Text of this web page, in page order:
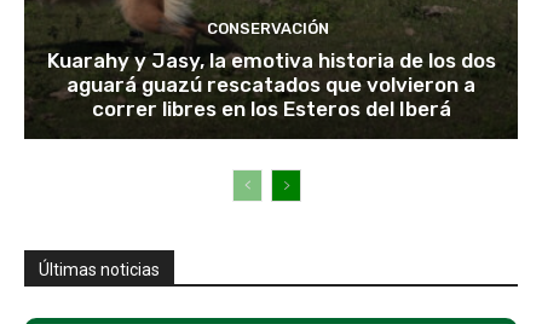
CONSERVACIÓN
Kuarahy y Jasy, la emotiva historia de los dos
aguará guazú rescatados que volvieron a
correr libres en los Esteros del Iberá
Últimas noticias